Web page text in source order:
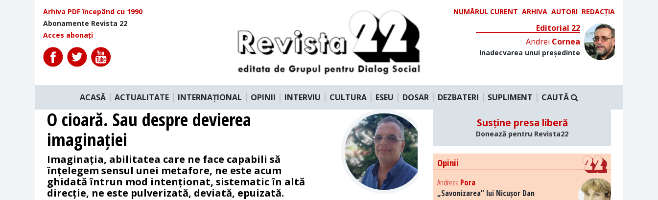
Arhiva PDF începând cu 1990
Abonamente Revista 22
Acces abonați
NUMĂRUL CURENT ARHIVA AUTORI REDACȚIA
Editorial 22
Andrei Cornea
Inadecvarea unui președinte
ACASĂ ACTUALITATE INTERNAȚIONAL OPINII INTERVIU CULTURA ESEU DOSAR DEZBATERI SUPLIMENT CAUTĂ
O cioară. Sau despre devierea
imaginației
Imaginația, abilitatea care ne face capabili să
înțelegem sensul unei metafore, ne este acum
ghidată întrun mod intenționat, sistematic în altă
direcție, ne este pulverizată, deviată, epuizată.
Susține presa liberă
Donează pentru Revista22
Opinii
Andreea Pora
„Savonizarea” lui Nicușor Dan